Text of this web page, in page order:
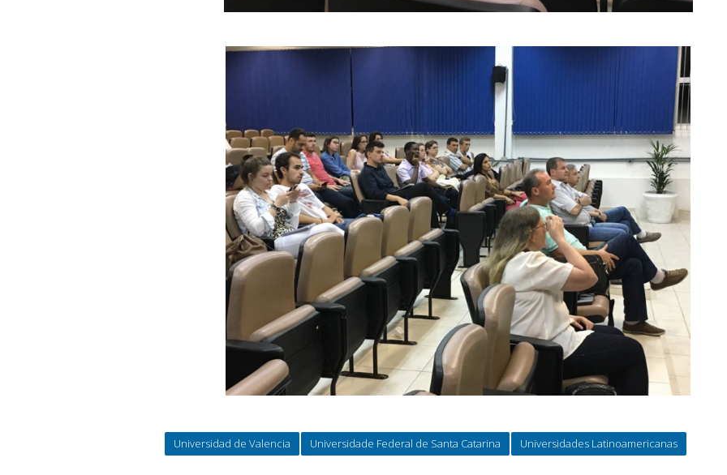
Universidad de Valencia Universidade Federal de Santa Catarina Universidades Latinoamericanas